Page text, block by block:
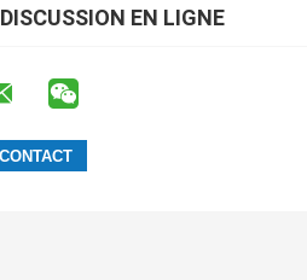
DISCUSSION EN LIGNE